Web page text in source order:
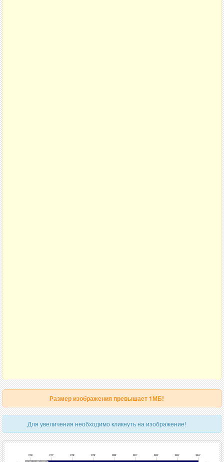
Размер изображения превышает 1МБ!
Для увеличения необходимо кликнуть на изображение!